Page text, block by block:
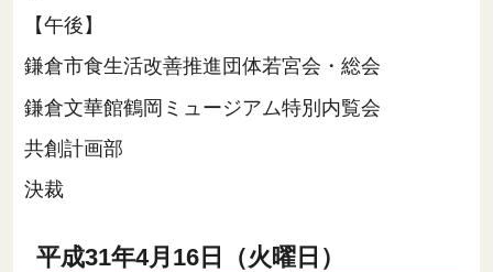
【午後】
鎌倉市食生活改善推進団体若宮会・総会
鎌倉文華館鶴岡ミュージアム特別内覧会
共創計画部
決裁
平成31年4月16日（火曜日）